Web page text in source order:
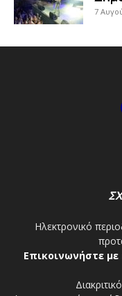
7
Ηλεκτρονικό
Επικοινωνήστε